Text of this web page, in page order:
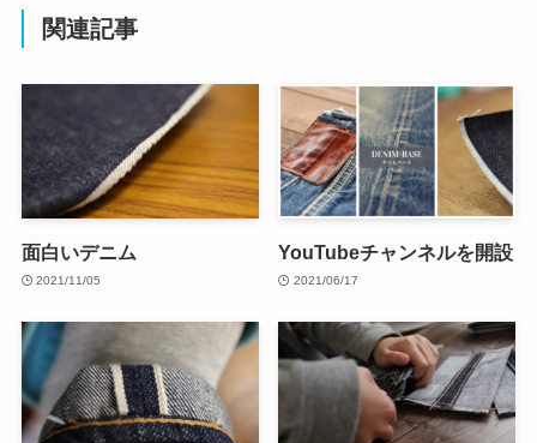
関連記事
面白いデニム
2021/11/05
YouTubeチャンネルを開設
2021/06/17